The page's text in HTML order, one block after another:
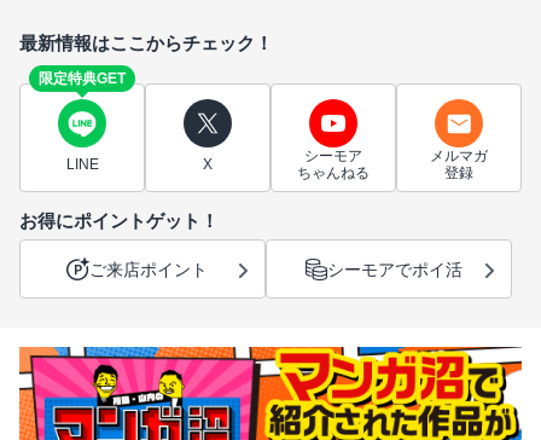
最新情報はここからチェック！
限定特典GET
LINE X
シーモア
ちゃんねる
メルマガ
登録
お得にポイントゲット！
ご来店ポイント シーモアでポイ活